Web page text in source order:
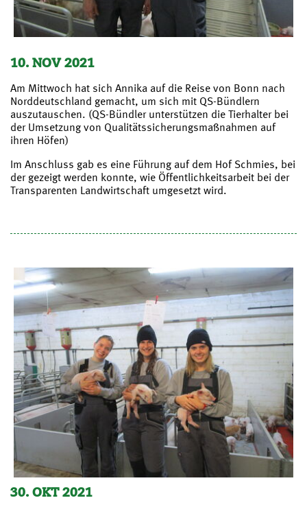
10. NOV 2021
Am Mittwoch hat sich Annika auf die Reise von Bonn nach
Norddeutschland gemacht, um sich mit QS-Bündlern
auszutauschen. (QS-Bündler unterstützen die Tierhalter bei
der Umsetzung von Qualitätssicherungsmaßnahmen auf
ihren Höfen)
Im Anschluss gab es eine Führung auf dem Hof Schmies, bei
der gezeigt werden konnte, wie Öffentlichkeitsarbeit bei der
Transparenten Landwirtschaft umgesetzt wird.
30. OKT 2021